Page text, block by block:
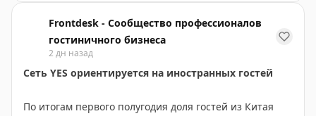
my-ostorozhno-optimistichny
Frontdesk - Сообщество профессионалов
гостиничного бизнеса
2 дн назад
Сеть YES ориентируется на иностранных гостей
По итогам первого полугодия доля гостей из Китая